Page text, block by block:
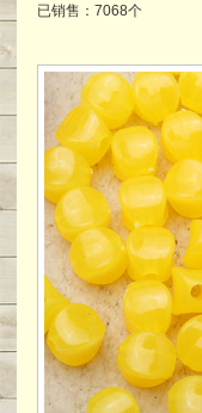
已销售：7068个